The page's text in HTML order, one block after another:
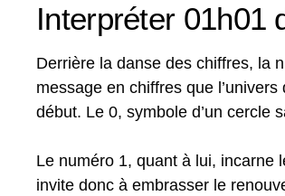
Interpréter 01h01
Derrière la danse des chiffres, la
message en chiffres que
début. Le 0, symbole d’un cercle
Le numéro 1, quant à lui, incarne
invite donc à embrasser le